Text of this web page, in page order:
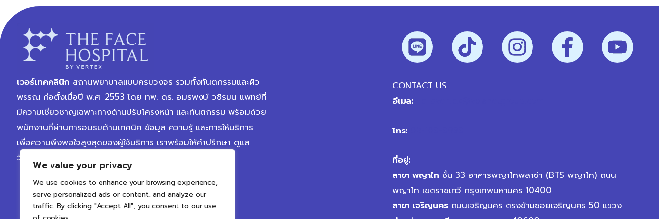
We value your privacy
We use cookies to enhance your browsing experience,
serve personalized ads or content, and analyze our
traffic. By clicking "Accept All", you consent to our use
เวอร์เทคคลินิก สถานพยาบาลแบบครบวงจร รวมทั้งทันตกรรมและผิว
พรรณ ก่อตั้งเมื่อปี พ.ศ. 2553 โดย ทพ. ดร. อมรพงษ์ วชิรมน แพทย์ที่
มีความเชี่ยวชาญเฉพาะทางด้านปรับโครงหน้า และทันตกรรม พร้อมด้วย
พนักงานที่ผ่านการอบรมด้านเทคนิค ข้อมูล ความรู้ และการให้บริการ
เพื่อความพึงพอใจสูงสุดของผู้ใช้บริการ เราพร้อมให้คำปรึกษา ดูแล
วิเคราะห์สภาพปัญหาตามแต่ละบุคคลอย่างครบถ้วน
CONTACT US
อีเมล:
โทร:02-109-9999
ที่อยู่:
สาขา พญาไท ชั้น 33 อาคารพญาไทพลาซ่า (BTS พญาไท) ถนน
พญาไท เขตราชเทวี กรุงเทพมหานคร 10400
สาขา เจริญนครถนนเจริญนคร ตรงข้ามซอยเจริญนคร 50 แขวง